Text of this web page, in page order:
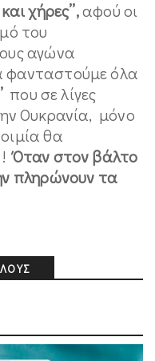
χήρες’’,αφού οι
του
αγώνα
φανταστούμε όλα
που σε λίγες
Ουκρανία, μόνο
θα
!Όταν στον βάλτο
πληρώνουν τα